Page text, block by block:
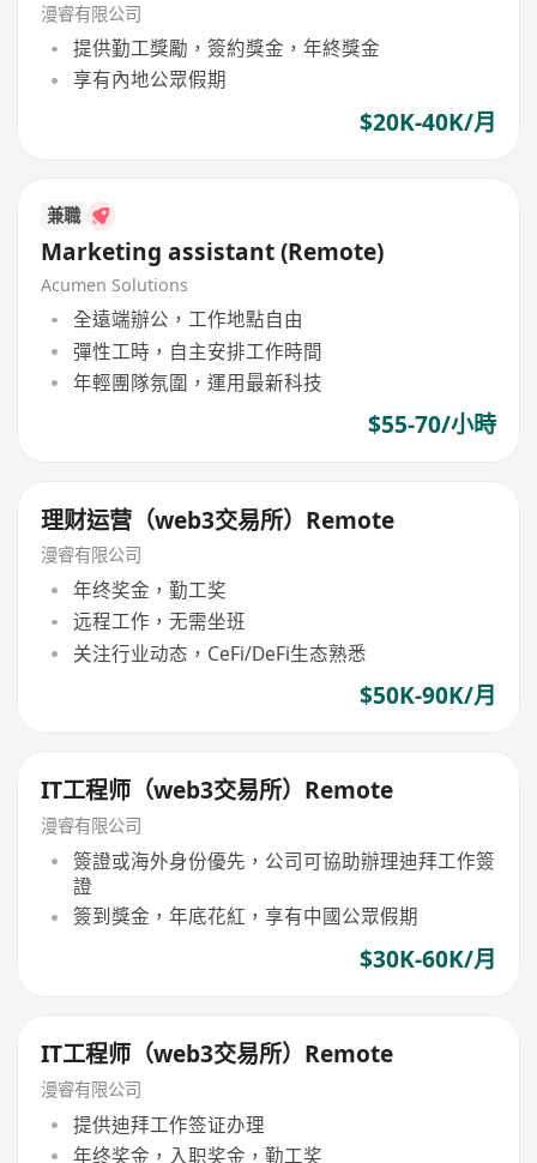
漫睿有限公司
提供勤工獎勵，簽約獎金，年終獎金
享有內地公眾假期
$20K-40K/月
兼職
Marketing assistant (Remote)
Acumen Solutions
全遠端辦公，工作地點自由
彈性工時，自主安排工作時間
年輕團隊氛圍，運用最新科技
$55-70/小時
理财运营（web3交易所）Remote
漫睿有限公司
年终奖金，勤工奖
远程工作，无需坐班
关注行业动态，CeFi/DeFi生态熟悉
$50K-90K/月
IT工程师（web3交易所）Remote
漫睿有限公司
簽證或海外身份優先，公司可協助辦理迪拜工作簽
證
簽到獎金，年底花紅，享有中國公眾假期
$30K-60K/月
IT工程师（web3交易所）Remote
漫睿有限公司
提供迪拜工作签证办理
年终奖金，入职奖金，勤工奖